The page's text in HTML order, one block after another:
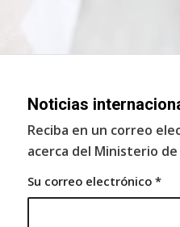
Noticias
Reciba en un correo
acerca del Ministerio de
Su correo electrónico *